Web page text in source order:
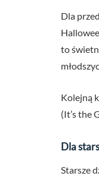
Dla
to
Kolejną
(It’s the
Dla
Starsze